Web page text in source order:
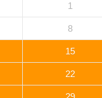
1
8
15
22